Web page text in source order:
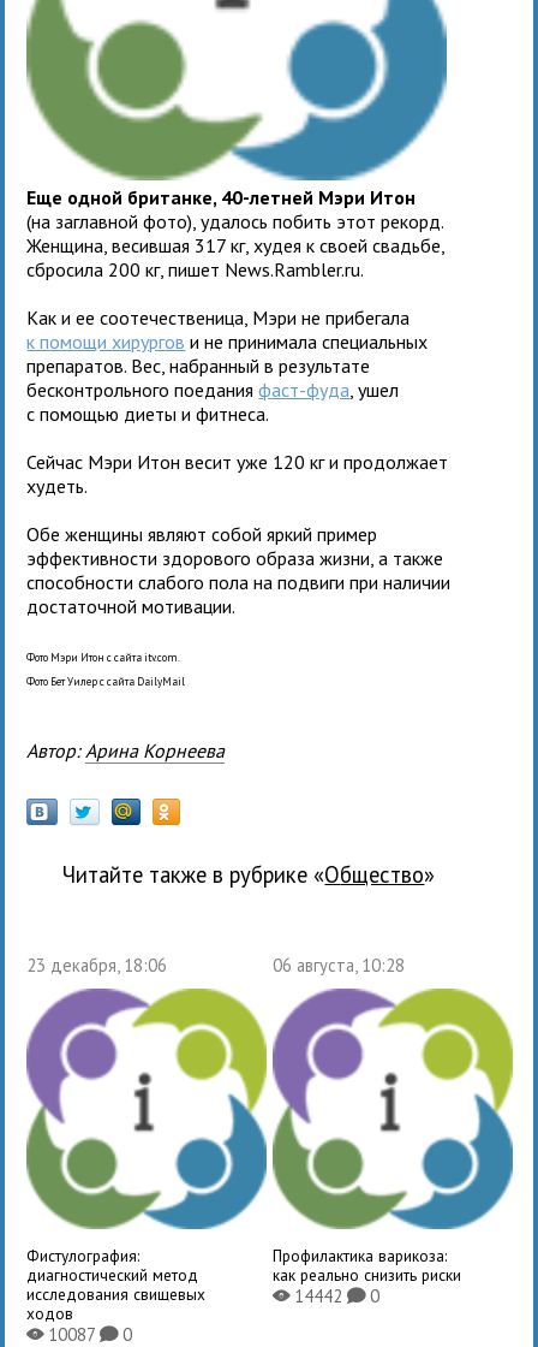
Еще одной британке, 40-летней Мэри Итон
(на заглавной фото), удалось побить этот рекорд.
Женщина, весившая 317 кг, худея к своей свадьбе,
сбросила 200 кг, пишет News.Rambler.ru.
Как и ее соотечественица, Мэри не прибегала
к помощи хирургов и не принимала специальных
препаратов. Вес, набранный в результате
бесконтрольного поеданияфаст-фуда , ушел
с помощью диеты и фитнеса.
Сейчас Мэри Итон весит уже 120 кг и продолжает
худеть.
Обе женщины являют собой яркий пример
эффективности здорового образа жизни, а также
способности слабого пола на подвиги при наличии
достаточной мотивации.
Фото Мэри Итон с сайта itv.com.
Фото Бет Уилер с сайта DailyMail
Автор: Арина Корнеева
Читайте также в рубрике « общество»
23 декабря, 18:06
Фистулография:
диагностический метод
исследования свищевых
ходов
X10087K0
06 августа, 10:28
Профилактика варикоза:
как реально снизить риски
X14442 K0